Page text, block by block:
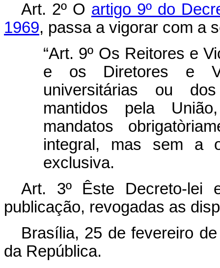
Art. 2º O artigo 9º do
1969, passa a vigorar com a
“Art. 9º Os Reitores e
e os Diretores e
universitárias ou dos
mantidos pela
mandatos
integral, mas sem a
exclusiva.
Art. 3º Êste Decreto-lei
publicação, revogadas as
Brasília, 25 de fevereiro
da República.